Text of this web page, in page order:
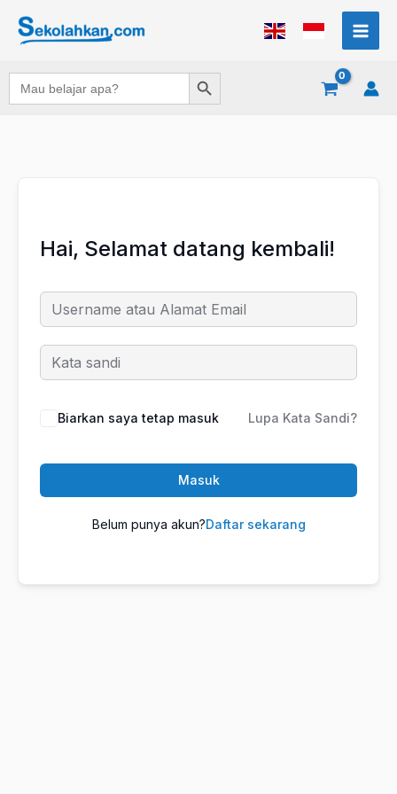
Search
for:
Search Button
Hai, Selamat datang kembali!
Biarkan saya tetap masuk Lupa Kata Sandi?
Masuk
Belum punya akun?Daftar sekarang